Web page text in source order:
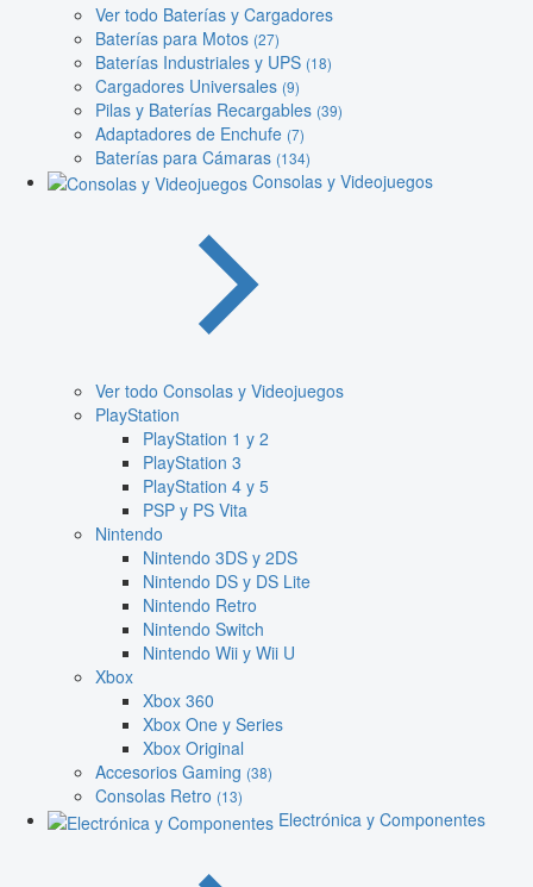
Ver todo Baterías y Cargadores
Baterías para Motos (27)
Baterías Industriales y UPS (18)
Cargadores Universales (9)
Pilas y Baterías Recargables (39)
Adaptadores de Enchufe (7)
Baterías para Cámaras (134)
Consolas y Videojuegos
Ver todo Consolas y Videojuegos
PlayStation
PlayStation 1 y 2
PlayStation 3
PlayStation 4 y 5
PSP y PS Vita
Nintendo
Nintendo 3DS y 2DS
Nintendo DS y DS Lite
Nintendo Retro
Nintendo Switch
Nintendo Wii y Wii U
Xbox
Xbox 360
Xbox One y Series
Xbox Original
Accesorios Gaming (38)
Consolas Retro (13)
Electrónica y Componentes